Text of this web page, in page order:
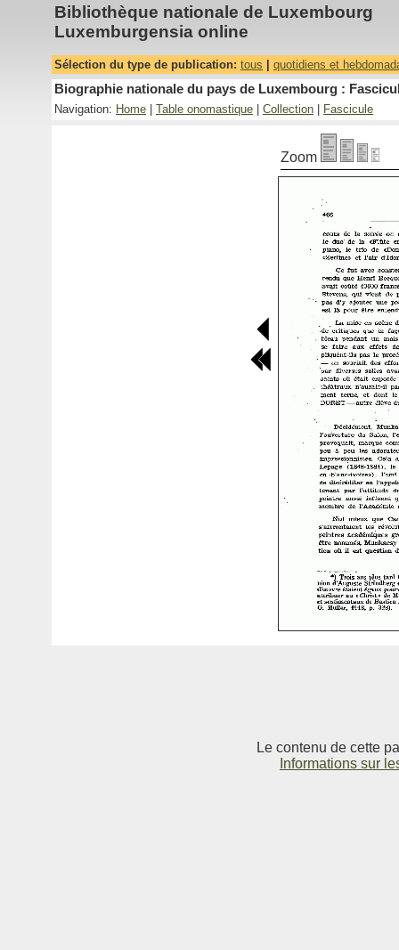
Bibliothèque nationale de Luxembourg
Luxemburgensia online
Sélection du type de publication: tous quotidiens et
Biographie nationale du pays de Luxembourg :
Navigation: Home Table onomastique Collection Fascicule
Zoom
Le contenu de cette
Informations sur